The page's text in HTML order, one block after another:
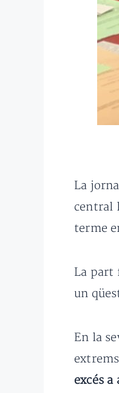
La
central
terme
La part
un
En la
excés